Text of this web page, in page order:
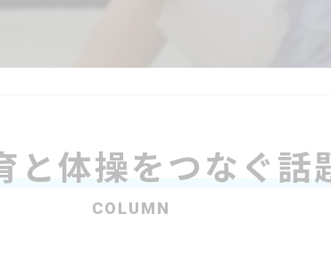
と体操をつなぐ話
COLUMN